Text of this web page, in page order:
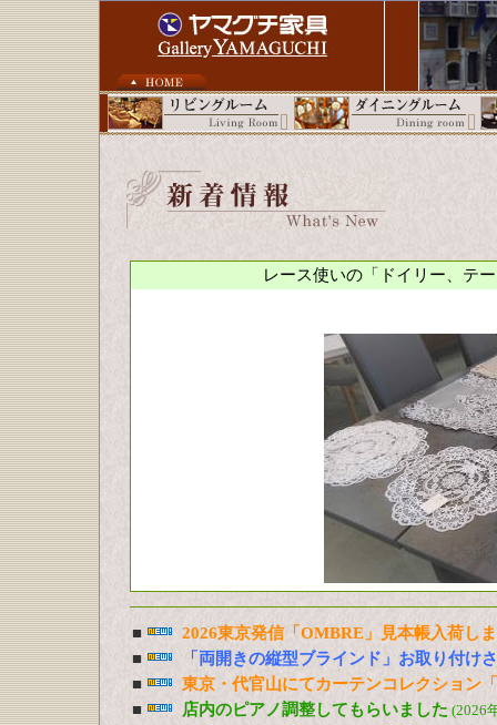
レース使いの「ドイリー、テ
■
2026東京発信「OMBRE」見本帳入荷し
■
「両開きの縦型ブラインド」お取り付け
■
東京・代官山にてカーテンコレクション
■
店内のピアノ調整してもらいました (2026